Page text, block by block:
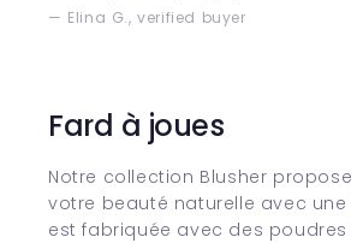
— Elina G., verified buyer
Fard à joues
Notre collection Blusher
votre beauté naturelle avec
est fabriquée avec des